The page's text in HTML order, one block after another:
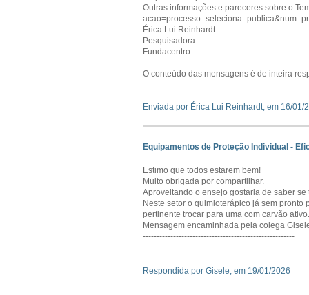
Outras informações e pareceres sobre o
Érica Lui Reinhardt
Pesquisadora
Fundacentro
-------------------------------------------------------
O conteúdo das mensagens é de inteira
Enviada por Érica Lui Reinhardt, em 16/01/
Equipamentos de Proteção Individual -
Estimo que todos estarem bem!
Muito obrigada por compartilhar.
Aproveitando o ensejo gostaria de saber
Neste setor o quimioterápico já sem pronto
pertinente trocar para uma com carvão ativo.
Mensagem encaminhada pela colega
-------------------------------------------------------
Respondida por Gisele, em 19/01/2026